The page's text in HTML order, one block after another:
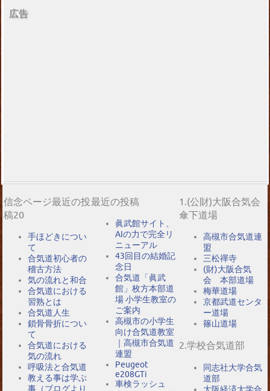
広告
信念ページ最近の投
稿20
手ほどきについ
て
合気道初心者の
稽古方法
気の流れと和合
合気道における
習熟とは
合気道人生
鎖骨骨折につい
て
合気道における
気の流れ
呼吸法と合気道
教える事は学ぶ
事（ブログより
最近の投稿
眞武館サイト、
AIの力で完全リ
ニューアル
43回目の結婚記
念日
合気道「眞武
館」枚方本部道
場 小学生教室の
ご案内
高槻市の小学生
向け合気道教室
｜高槻市合気道
連盟
Peugeot
e208GTi
車検ラッシュ
1.(公財)大阪合気会
傘下道場
高槻市合気道連
盟
三松禪寺
(財)大阪合気
会 本部道場
梅華道場
京都武道センタ
ー道場
篠山道場
2.学校合気道部
同志社大学合気
道部
大阪経済大学合